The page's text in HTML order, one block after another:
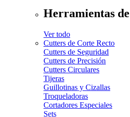
Herramientas
Ver todo
Cutters de Corte Recto
Cutters de Seguridad
Cutters de Precisión
Cutters Circulares
Tijeras
Guillotinas y Cizallas
Troqueladoras
Cortadores Especiales
Sets